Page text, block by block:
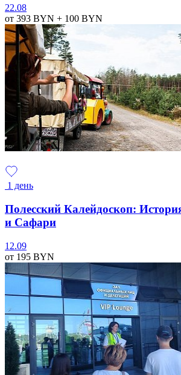
22.08
от 393 BYN + 100 BYN
1 день
Полесский Калейдоскоп:
и Сафари
12.09
от 195 BYN